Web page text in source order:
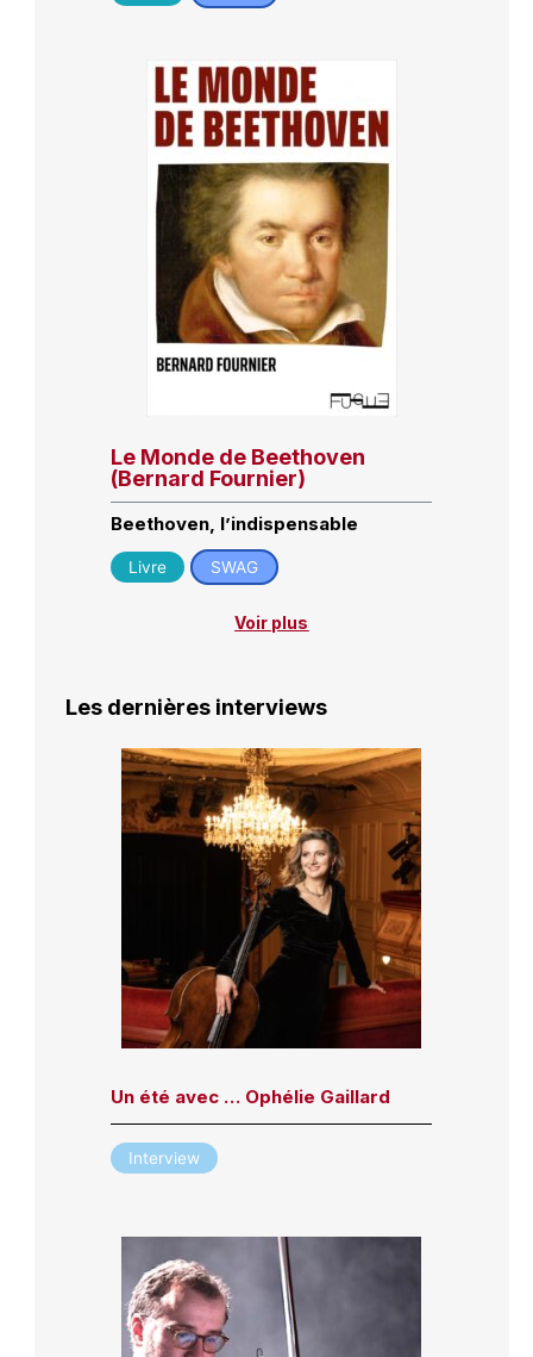
Le Monde de Beethoven
(Bernard Fournier)
Beethoven, l’indispensable
Livre SWAG
Voir plus
Les dernières interviews
Un été avec … Ophélie Gaillard
Interview